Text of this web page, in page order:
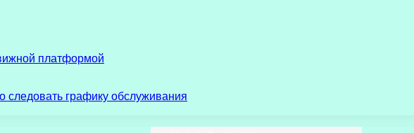
платформой
следовать графику обслуживания